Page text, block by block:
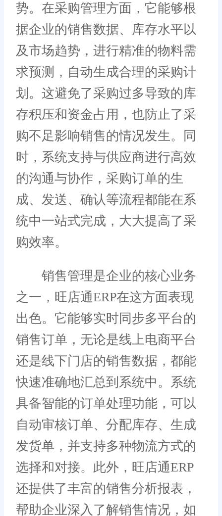
势。在采购管理方面，它能够根
据企业的销售数据、库存水平以
及市场趋势，进行精准的物料需
求预测，自动生成合理的采购计
划。这避免了采购过多导致的库
存积压和资金占用，也防止了采
购不足影响销售的情况发生。同
时，系统支持与供应商进行高效
的沟通与协作，采购订单的生
成、发送、确认等流程都能在系
统中一站式完成，大大提高了采
购效率。
销售管理是企业的核心业务
之一，旺店通ERP在这方面表现
出色。它能够实时同步多平台的
销售订单，无论是线上电商平台
还是线下门店的销售数据，都能
快速准确地汇总到系统中。系统
具备智能的订单处理功能，可以
自动审核订单、分配库存、生成
发货单，并支持多种物流方式的
选择和对接。此外，旺店通ERP
还提供了丰富的销售分析报表，
帮助企业深入了解销售情况，如